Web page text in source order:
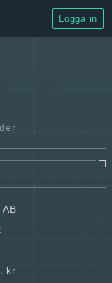
Logga in
kr